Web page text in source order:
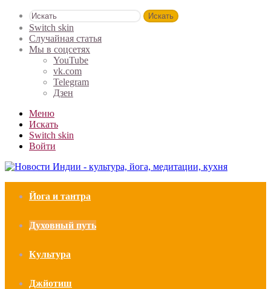
Искать
Switch skin
Случайная статья
Мы в соцсетях
YouTube
vk.com
Telegram
Дзен
Меню
Искать
Switch skin
Войти
Йога и тантра
Духовный путь
Культура
Джйотиш